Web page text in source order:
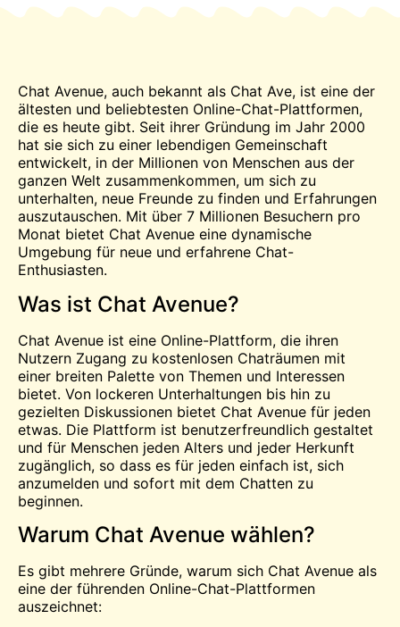
Chat Avenue, auch bekannt als Chat Ave, ist eine der
ältesten und beliebtesten Online-Chat-Plattformen,
die es heute gibt. Seit ihrer Gründung im Jahr 2000
hat sie sich zu einer lebendigen Gemeinschaft
entwickelt, in der Millionen von Menschen aus der
ganzen Welt zusammenkommen, um sich zu
unterhalten, neue Freunde zu finden und Erfahrungen
auszutauschen. Mit über 7 Millionen Besuchern pro
Monat bietet Chat Avenue eine dynamische
Umgebung für neue und erfahrene Chat-
Enthusiasten.
Was ist Chat Avenue?
Chat Avenue ist eine Online-Plattform, die ihren
Nutzern Zugang zu kostenlosen Chaträumen mit
einer breiten Palette von Themen und Interessen
bietet. Von lockeren Unterhaltungen bis hin zu
gezielten Diskussionen bietet Chat Avenue für jeden
etwas. Die Plattform ist benutzerfreundlich gestaltet
und für Menschen jeden Alters und jeder Herkunft
zugänglich, so dass es für jeden einfach ist, sich
anzumelden und sofort mit dem Chatten zu
beginnen.
Warum Chat Avenue wählen?
Es gibt mehrere Gründe, warum sich Chat Avenue als
eine der führenden Online-Chat-Plattformen
auszeichnet: